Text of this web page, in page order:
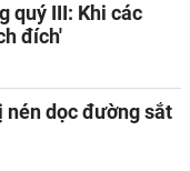
quý III: Khi các
đích'
dọc đường sắt